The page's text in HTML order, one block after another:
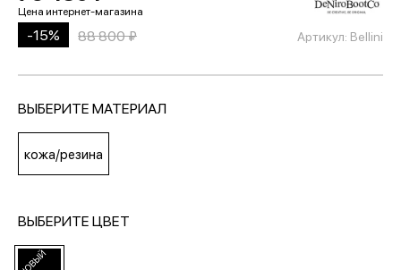
Сувениры/Подарки
МЕДИА
ПОКУПАТЕЛЯМ
Артикул: Bellini
-15% 88 800 ₽
ВЫБЕРИТЕ МАТЕРИАЛ
кожа/резина
ВЫБЕРИТЕ ЦВЕТ